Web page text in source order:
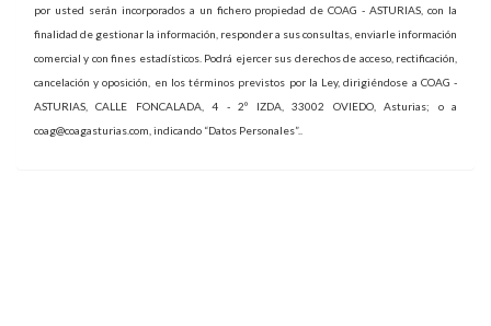
por usted serán incorporados a un fichero propiedad deCOAG - ASTURIAS , con la
finalidad de gestionar la información, responder a sus consultas, enviarle información
comercial y con fines estadísticos. Podrá ejercer sus derechos de acceso, rectificación,
cancelación y oposición, en los términos previstos por la Ley, dirigiéndose a COAG -
ASTURIAS ,CALLE FONCALADA, 4 - 2º IZDA,33002 OVIEDO,Asturias; o a
coag@coagasturias.com , indicando “Datos Personales”..